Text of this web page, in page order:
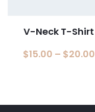
V-Neck T-Shirt
$15.00 – $20.00